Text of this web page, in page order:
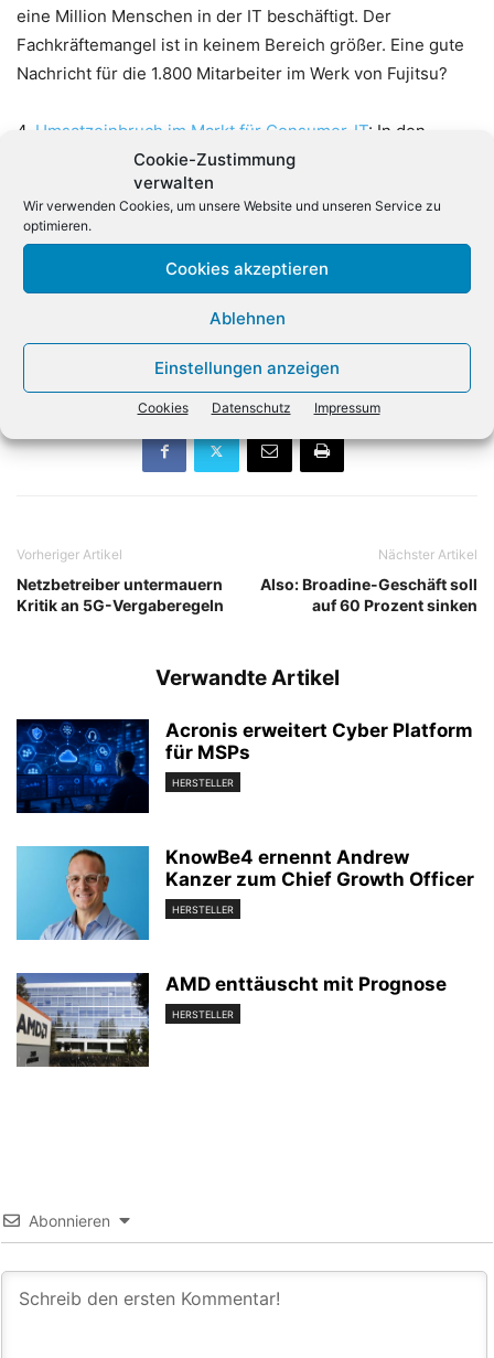
Cookie-Zustimmung
verwalten
Wir verwenden Cookies, um unsere Website und unseren Service zu
optimieren.
Cookies akzeptieren
Ablehnen
Einstellungen anzeigen
Cookies Datenschutz Impressum
eine Million Menschen in der IT beschäftigt. Der
Fachkräftemangel ist in keinem Bereich größer. Eine gute
Nachricht für die 1.800 Mitarbeiter im Werk von Fujitsu?
4. Umsatzeinbruch im Markt für Consumer-IT: In den
ersten drei Quartalen gab es in Deutschland einen
Umsatzrückgang bei den privat genutzten IT-Produkten.
Nur eine Produktkategorie konnte zulegen.
15 Weihnachts-Geschenke für Tech-Fans:
haben 15 Highlights für Tech-Fans zusammengestellt, die
auf keiner Weihnachts-Wunschliste fehlen dürfen.
Vorheriger Artikel
Netzbetreiber untermauern
Kritik an 5G-Vergaberegeln
Nächster Artikel
Also: Broadine-Geschäft soll
auf 60 Prozent sinken
Verwandte Artikel
Acronis erweitert Cyber Platform
für MSPs
HERSTELLER
KnowBe4 ernennt Andrew
Kanzer zum Chief Growth Officer
HERSTELLER
AMD enttäuscht mit Prognose
HERSTELLER
Abonnieren